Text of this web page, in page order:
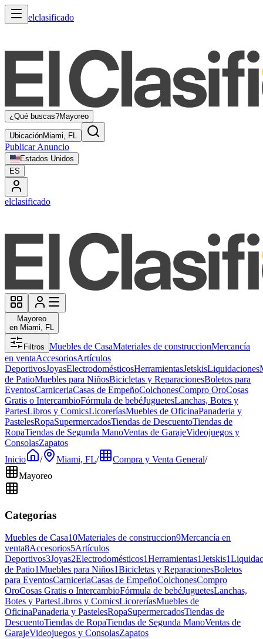
elclasificado
¿Qué buscas?Mayoreo
UbicaciónMiami, FL
Publicar Anuncio
Estados Unidos
ES
elclasificado
Mayoreo
en Miami, FL
Filtros Muebles de CasaMateriales de construccionMercancía
en ventaAccesoriosArtículos
DeportivosJoyasElectrodomésticosHerramientasJetskisLiquidaciones
de PatioMuebles para NiñosBicicletas y ReparacionesBoletos para
EventosCarniceriaCasas de EmpeñoColchonesCompro OroCosas
Gratis o IntercambioFórmula de bebéJuguetesLanchas, Botes y
PartesLibros y ComicsLicoreríasMuebles de OficinaPanaderia y
PastelesRopaSupermercadosTiendas de DescuentoTiendas de
RopaTiendas de Segunda ManoVentas de GarajeVideojuegos y
ConsolasZapatos
Inicio
/ Miami, FL/ Compra y Venta General/
Mayoreo
Categorías
Muebles de Casa10Materiales de construccion9Mercancía en
venta8Accesorios5Artículos
Deportivos3Joyas2Electrodomésticos1Herramientas1Jetskis1
de Patio1Muebles para Niños1Bicicletas y ReparacionesBoletos
para EventosCarniceriaCasas de EmpeñoColchonesCompro
OroCosas Gratis o IntercambioFórmula de bebéJuguetesLanchas,
Botes y PartesLibros y ComicsLicoreríasMuebles de
OficinaPanaderia y PastelesRopaSupermercadosTiendas de
DescuentoTiendas de RopaTiendas de Segunda ManoVentas de
GarajeVideojuegos y ConsolasZapatos